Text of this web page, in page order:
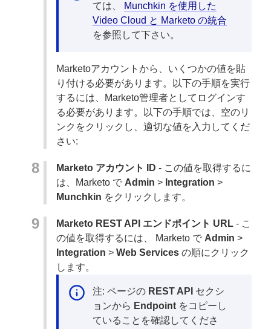
ては、
Munchkin を使用した
Video Cloud と Marketo の統合
を参照して下さい。
Marketoアカウントから、いくつかの値を貼
り付ける必要があります。以下の手順を実行
するには、Marketo管理者としてログインす
る必要があります。以下の手順では、空のリ
ンクをクリックし、適切な値を入力してくだ
さい:
Marketo アカウント ID - この値を取得するに
は、Marketo で Admin > Integration >
Munchkin をクリックします。
Marketo REST API エンドポイント URL - こ
の値を取得するには、 Marketo で Admin >
Integration > Web Services の順にクリック
します。
注: ページの REST API セクシ
ョンから Endpoint をコピーし
ていることを確認してくださ